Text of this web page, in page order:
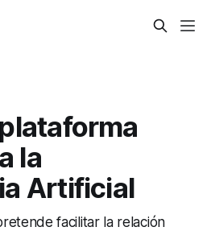
la
Artificial
facilitar la relación